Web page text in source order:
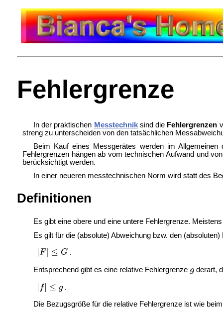
Fehlergrenze
In der praktischen Messtechniksind die Fehlergrenzen
streng zu unterscheiden von den tatsächlichen
Beim Kauf eines Messgerätes werden im
Fehlergrenzen hängen ab vom technischen Aufwand und
berücksichtigt werden.
In einer neueren messtechnischen Norm wird statt des
Definitionen
Es gibt eine obere und eine untere Fehlergrenze.
Es gilt für die (absolute) Abweichung bzw. den
.
Entsprechend gibt es eine relative Fehlergrenze derart,
.
Die Bezugsgröße für die relative Fehlergrenze ist wie